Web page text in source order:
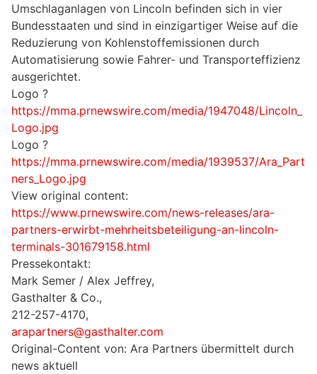
Umschlaganlagen von Lincoln befinden sich in vier
Bundesstaaten und sind in einzigartiger Weise auf die
Reduzierung von Kohlenstoffemissionen durch
Automatisierung sowie Fahrer- und Transporteffizienz
ausgerichtet.
Logo ?
https://mma.prnewswire.com/media/1947048/Lincoln_
Logo.jpg
Logo ?
https://mma.prnewswire.com/media/1939537/Ara_Part
ners_Logo.jpg
View original content:
https://www.prnewswire.com/news-releases/ara-
partners-erwirbt-mehrheitsbeteiligung-an-lincoln-
terminals-301679158.html
Pressekontakt:
Mark Semer / Alex Jeffrey,
Gasthalter & Co.,
212-257-4170,
arapartners@gasthalter.com
Original-Content von: Ara Partners übermittelt durch
news aktuell